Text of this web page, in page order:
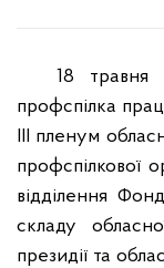
18 травня
профспілка
ІІІ пленум
профспілкової
відділення
складу
президії та